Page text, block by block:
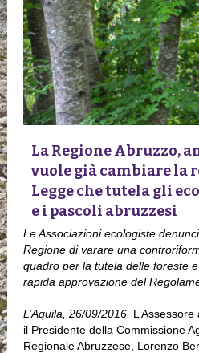
La Regione Abruzzo,
vuole già cambiare la
Legge che tutela gli
e i pascoli abruzzesi
Le Associazioni ecologiste
Regione di varare una
quadro per la tutela delle foreste
rapida approvazione del
L’Aquila, 26/09/2016.
il Presidente della Commissione
Regionale Abruzzese, Lorenzo